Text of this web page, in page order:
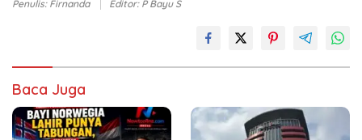
Penulis: Firnanda Editor: P Bayu S
Baca Juga